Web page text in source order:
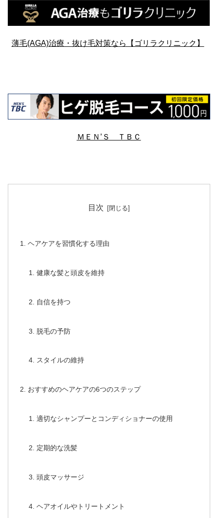
薄毛(AGA)治療・抜け毛対策なら【ゴリラクリニック】
ＭＥＮ’Ｓ ＴＢＣ
目次
ヘアケアを習慣化する理由
健康な髪と頭皮を維持
自信を持つ
脱毛の予防
スタイルの維持
おすすめのヘアケアの6つのステップ
適切なシャンプーとコンディショナーの使用
定期的な洗髪
頭皮マッサージ
ヘアオイルやトリートメント